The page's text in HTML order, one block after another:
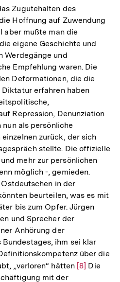
Zugutehalten des
Hoffnung auf Zuwendung
aber mußte man die
eigene Geschichte und
Werdegänge und
Empfehlung waren. Die
Deformationen, die die
erfahren haben
Repression, Denunziation
als persönliche
zurück, der sich
stellte. Die offizielle
mehr zur persönlichen
möglich -, gemieden.
in der
beurteilen, was es mit
bis zum Opfer. Jürgen
und Sprecher der
Anhörung der
ihm sei klar
über die
„verloren“ hätten Zur
[8] Die
mit der